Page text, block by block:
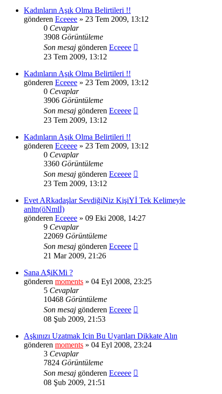
Kadınların Aşık Olma Belirtileri !!
gönderen Eceeee » 23 Tem 2009, 13:12
0 Cevaplar
3908 Görüntüleme
Son mesaj gönderen Eceeee
23 Tem 2009, 13:12
Kadınların Aşık Olma Belirtileri !!
gönderen Eceeee » 23 Tem 2009, 13:12
0 Cevaplar
3906 Görüntüleme
Son mesaj gönderen Eceeee
23 Tem 2009, 13:12
Kadınların Aşık Olma Belirtileri !!
gönderen Eceeee » 23 Tem 2009, 13:12
0 Cevaplar
3360 Görüntüleme
Son mesaj gönderen Eceeee
23 Tem 2009, 13:12
Evet ARkadaşlar SevdiğiNiz KişiYİ Tek Kelimeyle
anltn(öNmlİ)
gönderen Eceeee » 09 Eki 2008, 14:27
9 Cevaplar
22069 Görüntüleme
Son mesaj gönderen Eceeee
21 Mar 2009, 21:26
Sana A$iKMi ?
gönderen moments » 04 Eyl 2008, 23:25
5 Cevaplar
10468 Görüntüleme
Son mesaj gönderen Eceeee
08 Şub 2009, 21:53
Aşkınızı Uzatmak Için Bu Uyarıları Dikkate Alın
gönderen moments » 04 Eyl 2008, 23:24
3 Cevaplar
7824 Görüntüleme
Son mesaj gönderen Eceeee
08 Şub 2009, 21:51